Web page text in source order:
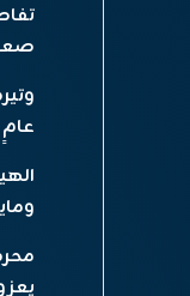
صعود